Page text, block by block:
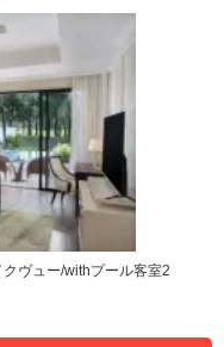
ヴュー/withプール客室2